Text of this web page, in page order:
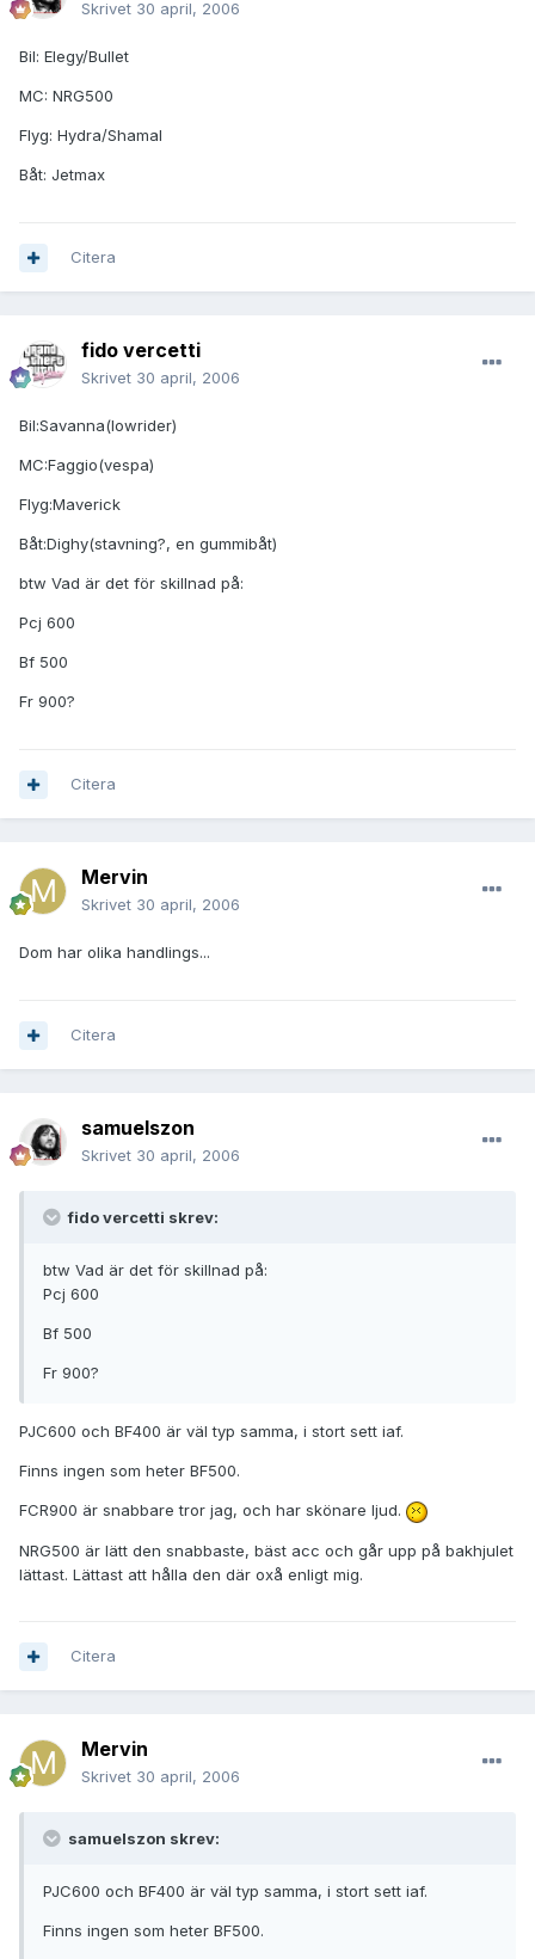
Skrivet 30 april, 2006
Bil: Elegy/Bullet
MC: NRG500
Flyg: Hydra/Shamal
Båt: Jetmax
Citera
fido vercetti
Skrivet 30 april, 2006
Bil:Savanna(lowrider)
MC:Faggio(vespa)
Flyg:Maverick
Båt:Dighy(stavning?, en gummibåt)
btw Vad är det för skillnad på:
Pcj 600
Bf 500
Fr 900?
Citera
Mervin
Skrivet 30 april, 2006
Dom har olika handlings...
Citera
samuelszon
Skrivet 30 april, 2006
fido vercetti skrev:
btw Vad är det för skillnad på:
Pcj 600
Bf 500
Fr 900?
PJC600 och BF400 är väl typ samma, i stort sett iaf.
Finns ingen som heter BF500.
FCR900 är snabbare tror jag, och har skönare ljud.
NRG500 är lätt den snabbaste, bäst acc och går upp på bakhjulet
lättast. Lättast att hålla den där oxå enligt mig.
Citera
Mervin
Skrivet 30 april, 2006
samuelszon skrev:
PJC600 och BF400 är väl typ samma, i stort sett iaf.
Finns ingen som heter BF500.